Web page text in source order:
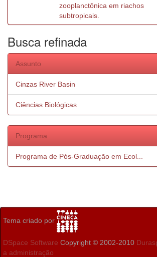
zooplanctônica em riachos
subtropicais.
Busca refinada
Assunto
Cinzas River Basin
Ciências Biológicas
Programa
Programa de Pós-Graduação em Ecol...
Tema criado por
DSpace Software Copyright © 2002-2010
a administração